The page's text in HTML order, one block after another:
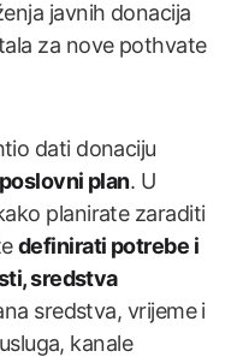
javnih donacija
za nove pothvate
dati donaciju
plan. U
planirate zaraditi
definirati potrebe i
sredstva
sredstva, vrijeme i
kanale